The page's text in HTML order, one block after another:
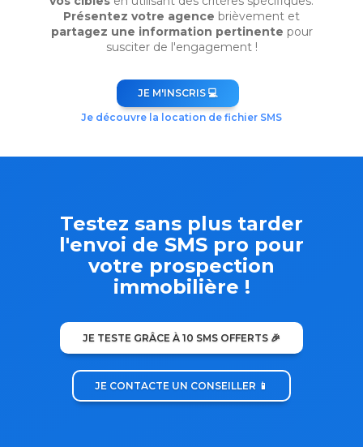
Présentez votre agence brièvement et
partagez une information pertinente pour
susciter de l'engagement !
JE M'INSCRIS 💻
Je découvre la location de fichier SMS
Testez sans plus tarder
l'envoi de SMS pro pour
votre prospection
immobilière !
JE TESTE GRÂCE À 10 SMS OFFERTS 🎉
JE CONTACTE UN CONSEILLER 📱